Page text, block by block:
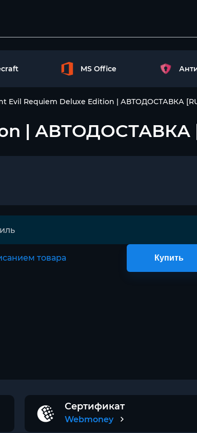
MS Office
Evil Requiem Deluxe Edition | АВТОДОСТАВКА
| АВТОДОСТАВКА
товара Купить
Сертификат
Webmoney